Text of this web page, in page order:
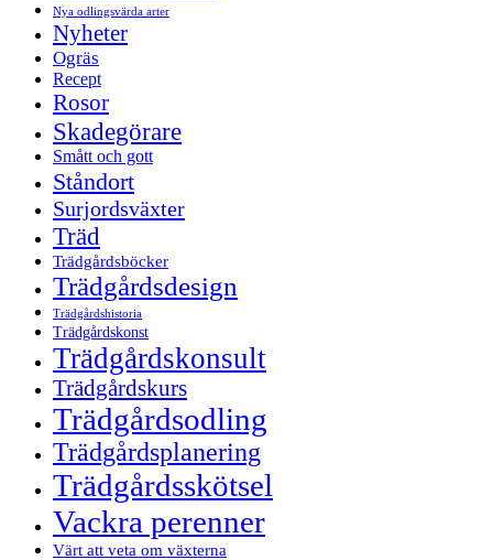
Nya odlingsvärda arter
Nyheter
Ogräs
Recept
Rosor
Skadegörare
Smått och gott
Ståndort
Surjordsväxter
Träd
Trädgårdsböcker
Trädgårdsdesign
Trädgårdshistoria
Trädgårdskonst
Trädgårdskonsult
Trädgårdskurs
Trädgårdsodling
Trädgårdsplanering
Trädgårdsskötsel
Vackra perenner
Värt att veta om växterna